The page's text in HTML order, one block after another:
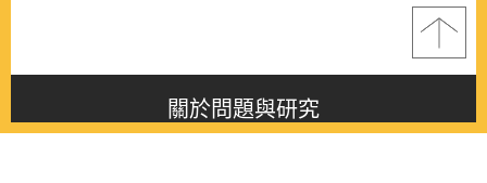
關於問題與研究
About this journal